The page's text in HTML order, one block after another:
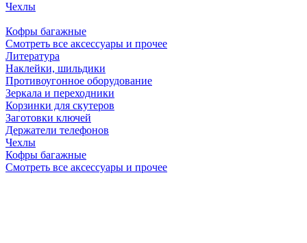
Чехлы
Кофры багажные
Смотреть все аксессуары и прочее
Литература
Наклейки, шильдики
Противоугонное оборудование
Зеркала и переходники
Корзинки для скутеров
Заготовки ключей
Держатели телефонов
Чехлы
Кофры багажные
Смотреть все аксессуары и прочее